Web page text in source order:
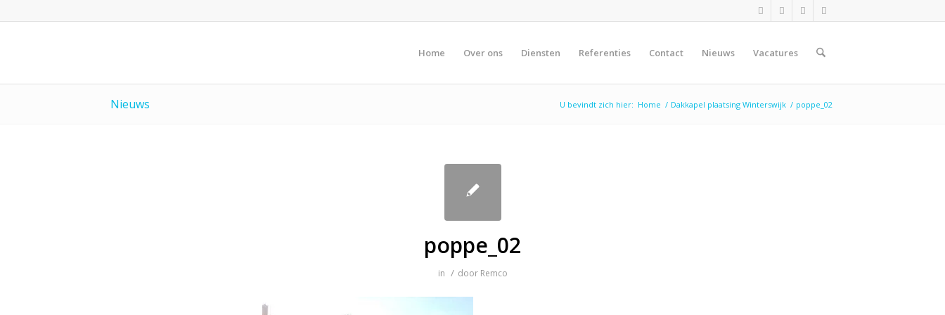
Home Over ons Diensten Referenties Contact Nieuws Vacatures
Nieuws U bevindt zich hier: Home / Dakkapel plaatsing Winterswijk / poppe_02
poppe_02
in / door Remco